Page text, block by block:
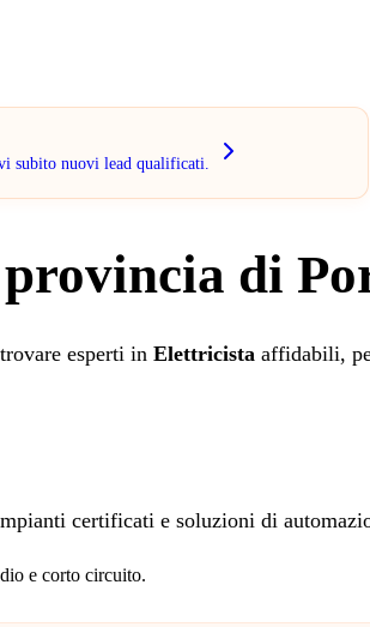
subito nuovi lead qualificati.
di
esperti in Elettricista affidabili,
certificati e soluzioni di
e corto circuito.